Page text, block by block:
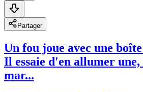
Partager
Un fou joue avec une
Il essaie d'en allumer une,
mar...